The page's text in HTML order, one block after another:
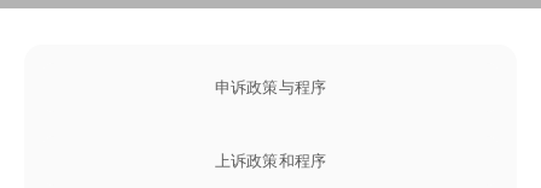
申诉政策与程序
上诉政策和程序